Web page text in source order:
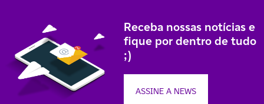
Receba nossas notícias e
fique por dentro de tudo
;)
ASSINE A NEWS